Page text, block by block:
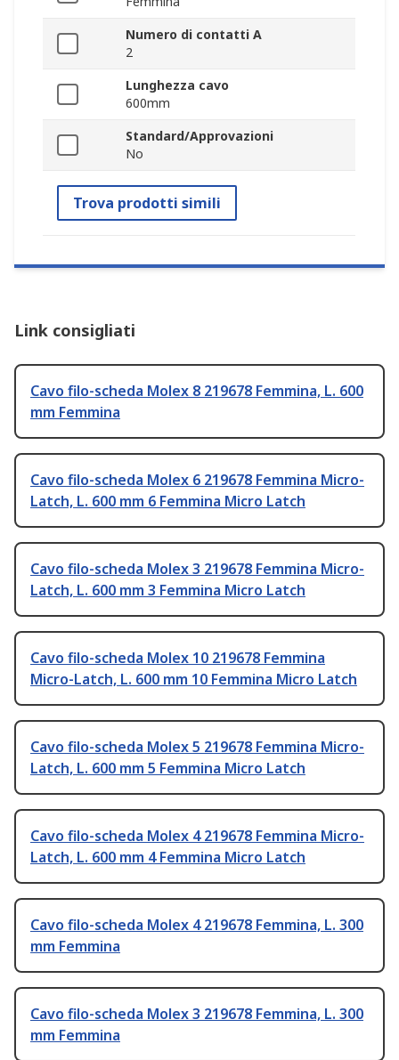
Numero di contatti A
2
Lunghezza cavo
600mm
Standard/Approvazioni
No
Trova prodotti simili
Link consigliati
Cavo filo-scheda Molex 8 219678 Femmina, L. 600
mm Femmina
Cavo filo-scheda Molex 6 219678 Femmina Micro-
Latch, L. 600 mm 6 Femmina Micro Latch
Cavo filo-scheda Molex 3 219678 Femmina Micro-
Latch, L. 600 mm 3 Femmina Micro Latch
Cavo filo-scheda Molex 10 219678 Femmina
Micro-Latch, L. 600 mm 10 Femmina Micro Latch
Cavo filo-scheda Molex 5 219678 Femmina Micro-
Latch, L. 600 mm 5 Femmina Micro Latch
Cavo filo-scheda Molex 4 219678 Femmina Micro-
Latch, L. 600 mm 4 Femmina Micro Latch
Cavo filo-scheda Molex 4 219678 Femmina, L. 300
mm Femmina
Cavo filo-scheda Molex 3 219678 Femmina, L. 300
mm Femmina